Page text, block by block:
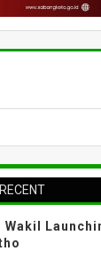
RECENT
Wakil